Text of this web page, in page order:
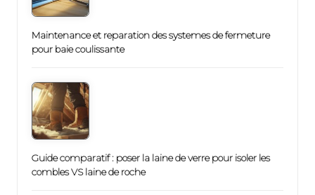
Maintenance et reparation des systemes de fermeture
pour baie coulissante
Guide comparatif : poser la laine de verre pour isoler les
combles VS laine de roche